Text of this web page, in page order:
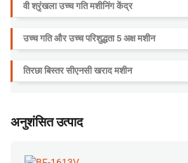
वी श्रृंखला उच्च गति मशीनिंग केंद्र
उच्च गति और उच्च परिशुद्धता 5 अक्ष मशीन
तिरछा बिस्तर सीएनसी खराद मशीन
अनुशंसित उत्पाद